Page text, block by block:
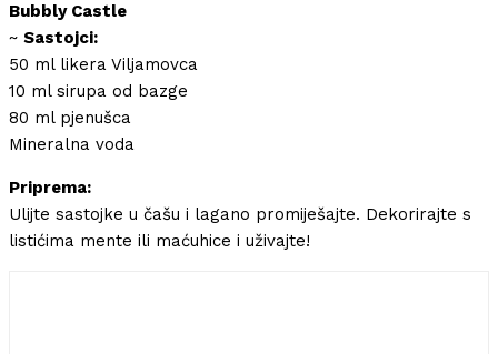
Bubbly Castle
~ Sastojci:
50 ml likera Viljamovca
10 ml sirupa od bazge
80 ml pjenušca
Mineralna voda
Priprema:
Ulijte sastojke u čašu i lagano promiješajte. Dekorirajte s
listićima mente ili maćuhice i uživajte!